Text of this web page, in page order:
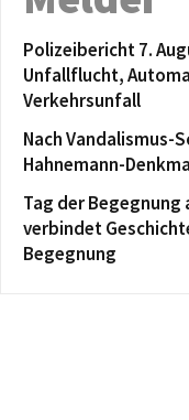
Polizeibericht 7.
Unfallflucht,
Verkehrsunfall
Nach Vandalismus-
Hahnemann-
Tag der
verbindet
Begegnung